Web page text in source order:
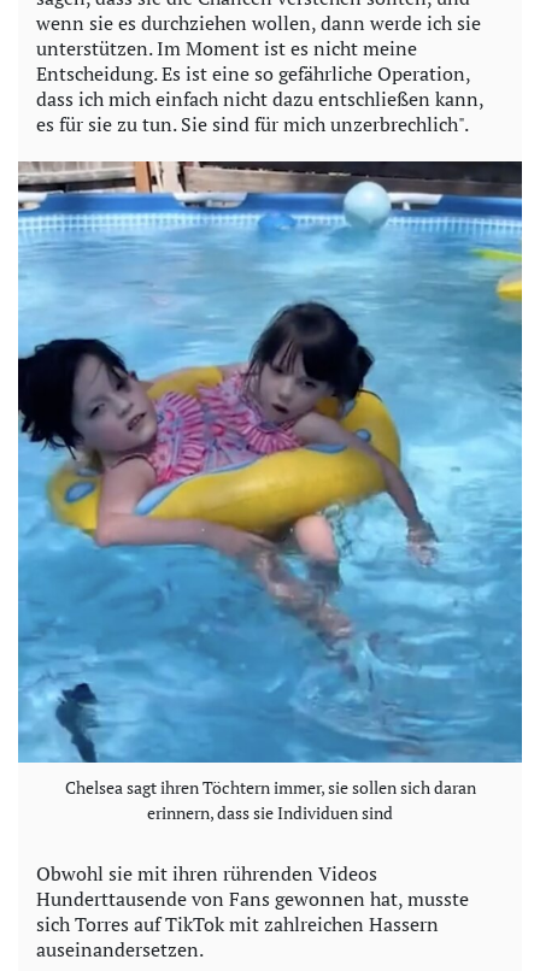
wenn sie es durchziehen wollen, dann werde ich sie
unterstützen. Im Moment ist es nicht meine
Entscheidung. Es ist eine so gefährliche Operation,
dass ich mich einfach nicht dazu entschließen kann,
es für sie zu tun. Sie sind für mich unzerbrechlich".
Chelsea sagt ihren Töchtern immer, sie sollen sich daran
erinnern, dass sie Individuen sind
Obwohl sie mit ihren rührenden Videos
Hunderttausende von Fans gewonnen hat, musste
sich Torres auf TikTok mit zahlreichen Hassern
auseinandersetzen.